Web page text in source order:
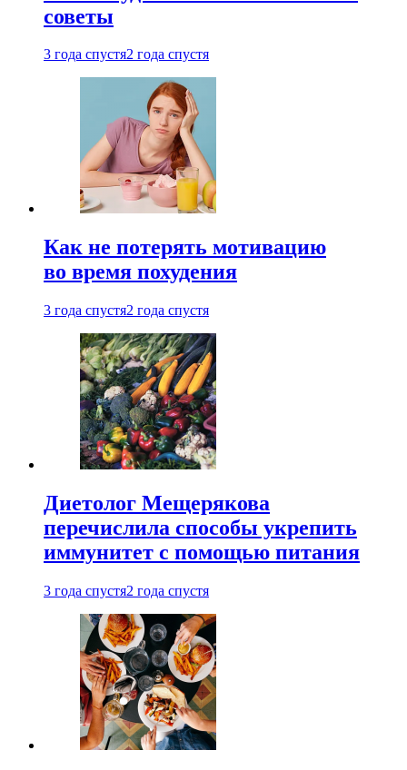
советы
3 года спустя2 года спустя
Как не потерять мотивацию
во время похудения
3 года спустя2 года спустя
Диетолог Мещерякова
перечислила способы укрепить
иммунитет с помощью питания
3 года спустя2 года спустя